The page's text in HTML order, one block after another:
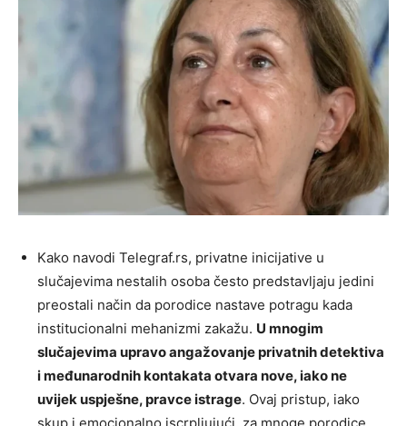
Kako navodi Telegraf.rs, privatne inicijative u
slučajevima nestalih osoba često predstavljaju jedini
preostali način da porodice nastave potragu kada
institucionalni mehanizmi zakažu. U mnogim
slučajevima upravo angažovanje privatnih detektiva
i međunarodnih kontakata otvara nove, iako ne
uvijek uspješne, pravce istrage. Ovaj pristup, iako
skup i emocionalno iscrpljujući, za mnoge porodice